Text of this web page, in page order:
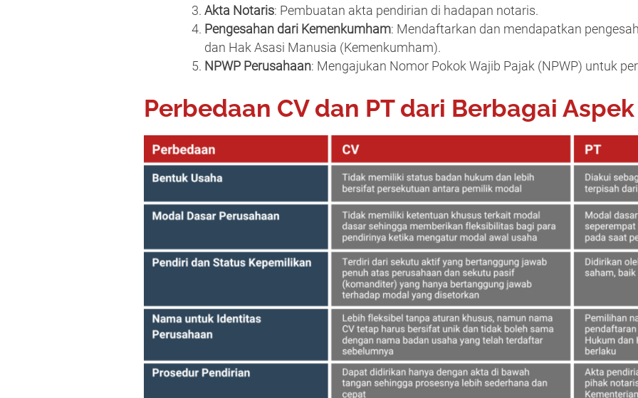
Akta Notaris: Pembuatan akta pendirian di hadapan notaris.
Pengesahan dari Kemenkumham: Mendaftarkan dan mendapatkan
dan Hak Asasi Manusia (Kemenkumham).
NPWP Perusahaan: Mengajukan Nomor Pokok Wajib Pajak (NPWP) untuk
Perbedaan CV dan PT dari Berbagai Aspek